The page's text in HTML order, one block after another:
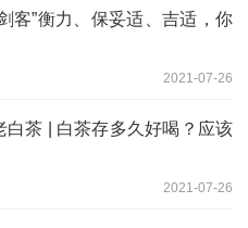
客”衡力、保妥适、吉适，你
2021-07-26
白茶 | 白茶存多久好喝？应该
2021-07-26